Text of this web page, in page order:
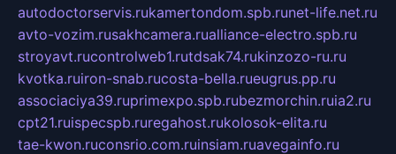
autodoctorservis.rukamertondom.spb.runet-life.net.ru
avto-vozim.rusakhcamera.rualliance-electro.spb.ru
stroyavt.rucontrolweb1.rutdsak74.rukinzozo-ru.ru
kvotka.ruiron-snab.rucosta-bella.rueugrus.pp.ru
associaciya39.ruprimexpo.spb.rubezmorchin.ruia2.ru
cpt21.ruispecspb.ruregahost.rukolosok-elita.ru
tae-kwon.ruconsrio.com.ruinsiam.ruavegainfo.ru